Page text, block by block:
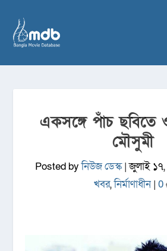
একসঙ্গে পাঁচ ছবিতে
মৌসুমী
Posted byনিউজ ডেস্ক|জুলাই
খবর,নির্মাণাধীন| 0